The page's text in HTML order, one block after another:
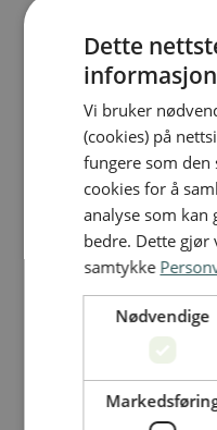
Dette
Vi bruker
(cookies) på
fungere som den
cookies for å
analyse som kan
bedre. Dette
samtykke
Nødvendige